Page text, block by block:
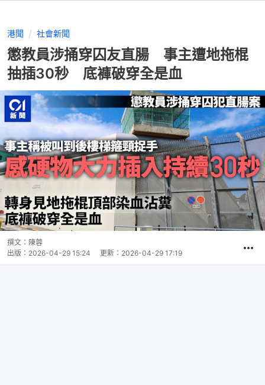
港聞 社會新聞
懲教員涉捅穿囚友直腸 事主遭地拖棍
抽插30秒 底褲破穿全是血
撰文： 陳蓉
出版： 2026-04-29 15:24 更新： 2026-04-29 17:19